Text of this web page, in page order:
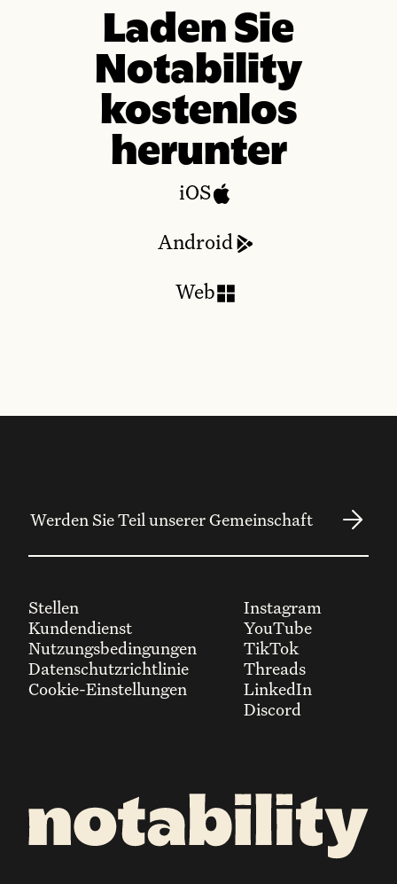
Laden Sie
Notability
kostenlos
herunter
iOS
Android
Web
Stellen
Kundendienst
Nutzungsbedingungen
Datenschutzrichtlinie
Cookie-Einstellungen
Instagram
YouTube
TikTok
Threads
LinkedIn
Discord